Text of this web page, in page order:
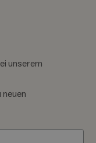
unserem